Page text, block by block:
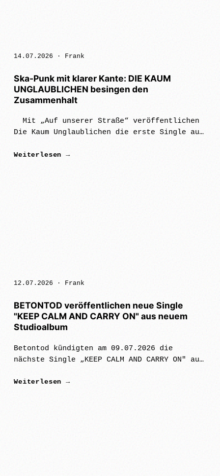
14.07.2026 · Frank
Ska-Punk mit klarer Kante: DIE KAUM
UNGLAUBLICHEN besingen den
Zusammenhalt
Die Kaum Unglaublichen die erste Single aus
setzen damit direkt ein klares Zeichen.
Weiterlesen →
12.07.2026 · Frank
BETONTOD veröffentlichen neue Single
"KEEP CALM AND CARRY ON" aus neuem
Studioalbum
Betontod kündigten am 09.07.2026 die
nächste Single „KEEP CALM AND CARRY ON" aus
erst an!" ( VÖ 25.09.) an.Das Video ist bei
Weiterlesen →